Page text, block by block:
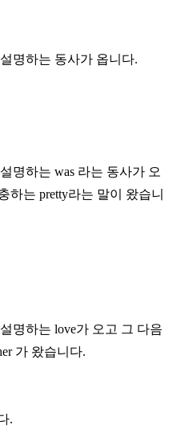
명하는 동사가 옵니다.
명하는 was 라는 동사가 오
하는 pretty라는 말이 왔습니
명하는 love가 오고 그 다음
가 왔습니다.
.